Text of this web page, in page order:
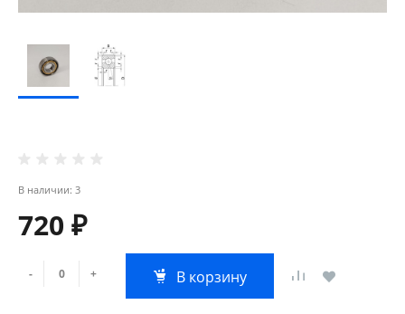
В наличии: 3
720 ₽
- + В корзину